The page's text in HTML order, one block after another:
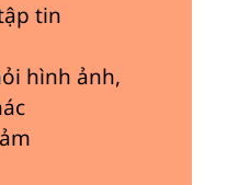
tin
hình ảnh,